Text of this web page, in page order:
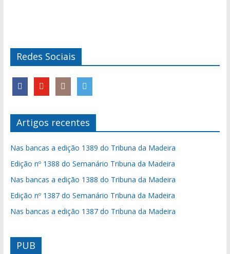
Redes Sociais
Artigos recentes
Nas bancas a edição 1389 do Tribuna da Madeira
Edição nº 1388 do Semanário Tribuna da Madeira
Nas bancas a edição 1388 do Tribuna da Madeira
Edição nº 1387 do Semanário Tribuna da Madeira
Nas bancas a edição 1387 do Tribuna da Madeira
PUB